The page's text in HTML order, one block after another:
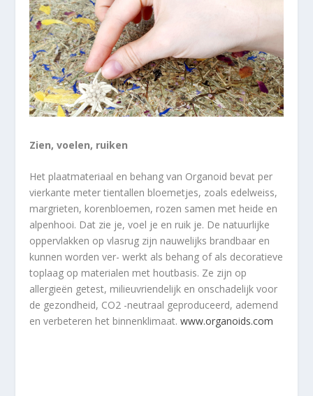
Zien, voelen, ruiken
Het plaatmateriaal en behang van Organoid bevat per
vierkante meter tientallen bloemetjes, zoals edelweiss,
margrieten, korenbloemen, rozen samen met heide en
alpenhooi. Dat zie je, voel je en ruik je. De natuurlijke
oppervlakken op vlasrug zijn nauwelijks brandbaar en
kunnen worden ver- werkt als behang of als decoratieve
toplaag op materialen met houtbasis. Ze zijn op
allergieën getest, milieuvriendelijk en onschadelijk voor
de gezondheid, CO2 -neutraal geproduceerd, ademend
en verbeteren het binnenklimaat.www.organoids.com